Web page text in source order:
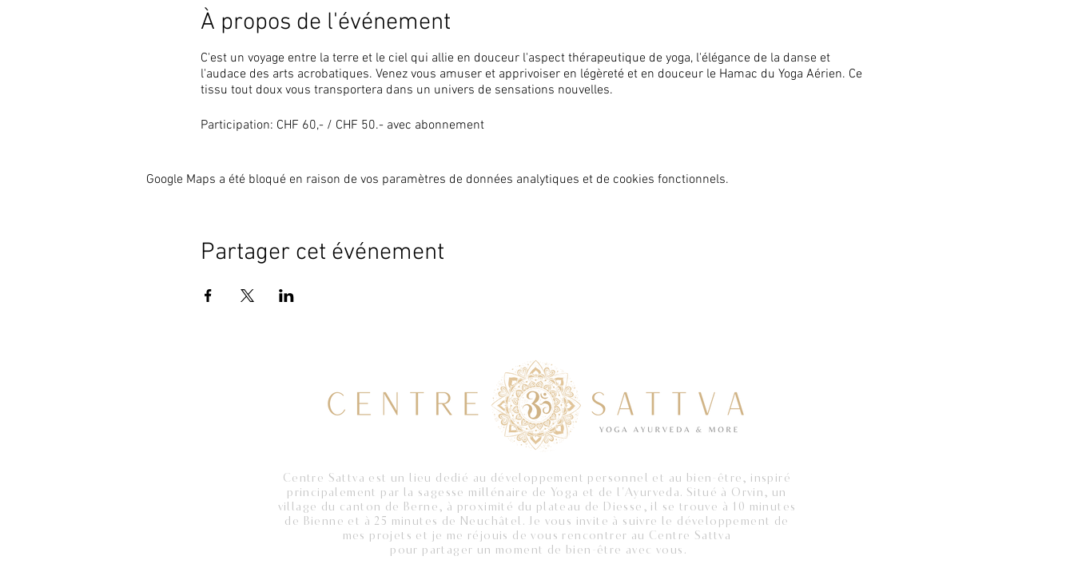
À propos de l'événement
C'est un voyage entre la terre et le ciel qui allie en douceur l'aspect thérapeutique de yoga, l'élégance de la danse et
l'audace des arts acrobatiques.​ Venez vous amuser et apprivoiser en légèreté et en douceur le Hamac du Yoga Aérien. Ce
tissu tout doux vous transportera dans un univers de sensations nouvelles.
Participation: CHF 60,- / CHF 50.- avec abonnement
Google Maps a été bloqué en raison de vos paramètres de données analytiques et de cookies fonctionnels.
Partager cet événement
Centre Sattva est un lieu dedié au développement personnel et au bien-être, inspiré
principalement par la sagesse millénaire de Yoga et de l'Ayurveda. Situé à Orvin, un
village du canton de Berne, à proximité du plateau de Diesse, il se trouve à 10 minutes
de Bienne et à 25 minutes de Neuchâtel. Je vous invite à suivre le développement de
mes projets et je me réjouis de vous rencontrer au Centre Sattva
pour partager un moment de bien-être avec vous.